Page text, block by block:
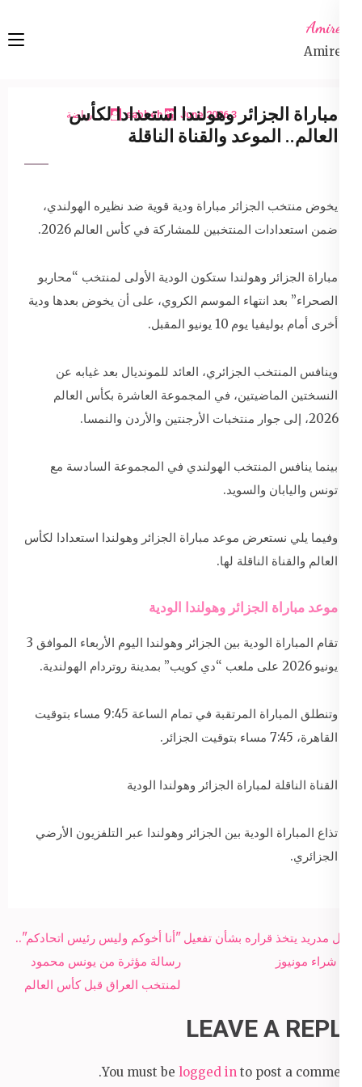
content
Amireta
Amireta
3 June 2026
sabbeh رياضة
مباراة الجزائر وهولندا استعدادا لكأس
العالم.. الموعد والقناة الناقلة
يخوض منتخب الجزائر مباراة ودية قوية ضد نظيره الهولندي،
ضمن استعدادات المنتخبين للمشاركة في كأس العالم 2026.
مباراة الجزائر وهولندا ستكون الودية الأولى لمنتخب “محاربو
الصحراء” بعد انتهاء الموسم الكروي، على أن يخوض بعدها ودية
أخرى أمام بوليفيا يوم 10 يونيو المقبل.
وينافس المنتخب الجزائري، العائد للمونديال بعد غيابه عن
النسختين الماضيتين، في المجموعة العاشرة بكأس العالم
2026، إلى جوار منتخبات الأرجنتين والأردن والنمسا.
بينما ينافس المنتخب الهولندي في المجموعة السادسة مع
تونس واليابان والسويد.
وفيما يلي نستعرض موعد مباراة الجزائر وهولندا استعدادا لكأس
العالم والقناة الناقلة لها.
موعد مباراة الجزائر وهولندا الودية
تقام المباراة الودية بين الجزائر وهولندا اليوم الأربعاء الموافق 3
يونيو 2026 على ملعب “دي كويب” بمدينة روتردام الهولندية.
وتنطلق المباراة المرتقبة في تمام الساعة 9:45 مساء بتوقيت
القاهرة، 7:45 مساء بتوقيت الجزائر.
القناة الناقلة لمباراة الجزائر وهولندا الودية
تذاع المباراة الودية بين الجزائر وهولندا عبر التلفزيون الأرضي
الجزائري.
Post
navigation
"أنا أخوكم وليس رئيس اتحادكم"..
رسالة مؤثرة من يونس محمود
لمنتخب العراق قبل كأس العالم
ريال مدريد يتخذ قراره بشأن تفعيل
بند شراء مونيوز
LEAVE A REPLY
You must be logged in to post a comment.